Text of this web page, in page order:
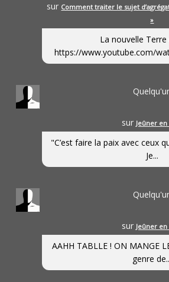
sur Comment traiter le sujet
»
La nouvelle Terre
https://www.youtube.com/
sur Jeûner en
"C’est faire la paix avec ceux
Je...
sur Jeûner en
AAHH TABLLE ! ON MANGE
genre